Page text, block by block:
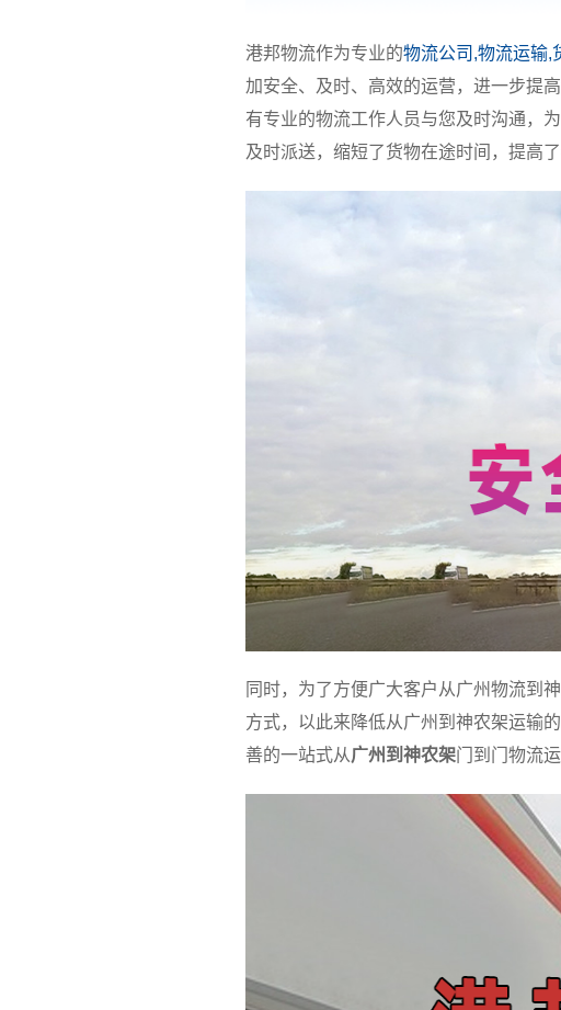
港邦物流作为专业的物流公司,物流运输,
加安全、及时、高效的运营，进一步提
有专业的物流工作人员与您及时沟通，
及时派送，缩短了货物在途时间，提高了
同时，为了方便广大客户从广州物流到
方式，以此来降低从广州到神农架运输
善的一站式从广州到神农架门到门物流运